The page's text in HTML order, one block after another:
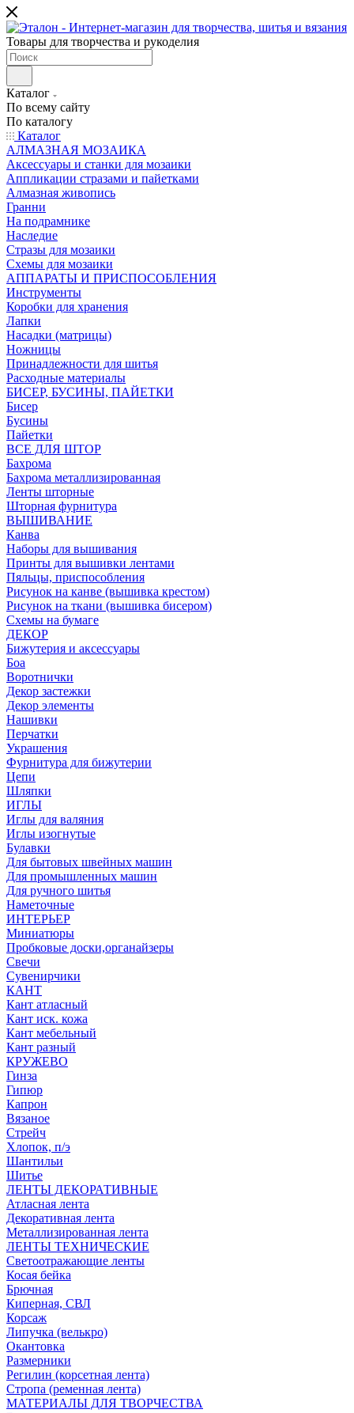
Товары для творчества и рукоделия
Каталог
По всему сайту
По каталогу
Каталог
АЛМАЗНАЯ МОЗАИКА
Аксессуары и станки для мозаики
Аппликации стразами и пайетками
Алмазная живопись
Гранни
На подрамнике
Наследие
Стразы для мозаики
Схемы для мозаики
АППАРАТЫ И ПРИСПОСОБЛЕНИЯ
Инструменты
Коробки для хранения
Лапки
Насадки (матрицы)
Ножницы
Принадлежности для шитья
Расходные материалы
БИСЕР, БУСИНЫ, ПАЙЕТКИ
Бисер
Бусины
Пайетки
ВСЕ ДЛЯ ШТОР
Бахрома
Бахрома металлизированная
Ленты шторные
Шторная фурнитура
ВЫШИВАНИЕ
Канва
Наборы для вышивания
Принты для вышивки лентами
Пяльцы, приспособления
Рисунок на канве (вышивка крестом)
Рисунок на ткани (вышивка бисером)
Схемы на бумаге
ДЕКОР
Бижутерия и аксессуары
Боа
Воротнички
Декор застежки
Декор элементы
Нашивки
Перчатки
Украшения
Фурнитура для бижутерии
Цепи
Шляпки
ИГЛЫ
Иглы для валяния
Иглы изогнутые
Булавки
Для бытовых швейных машин
Для промышленных машин
Для ручного шитья
Наметочные
ИНТЕРЬЕР
Миниатюры
Пробковые доски,органайзеры
Свечи
Сувенирчики
КАНТ
Кант атласный
Кант иск. кожа
Кант мебельный
Кант разный
КРУЖЕВО
Гинза
Гипюр
Капрон
Вязаное
Стрейч
Хлопок, п/э
Шантильи
Шитье
ЛЕНТЫ ДЕКОРАТИВНЫЕ
Атласная лента
Декоративная лента
Металлизированная лента
ЛЕНТЫ ТЕХНИЧЕСКИЕ
Светоотражающие ленты
Косая бейка
Брючная
Киперная, СВЛ
Корсаж
Липучка (велькро)
Окантовка
Размерники
Регилин (корсетная лента)
Стропа (ременная лента)
МАТЕРИАЛЫ ДЛЯ ТВОРЧЕСТВА